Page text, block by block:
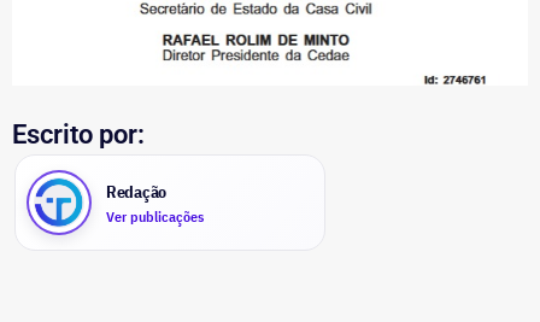
Escrito por:
Redação
Ver publicações